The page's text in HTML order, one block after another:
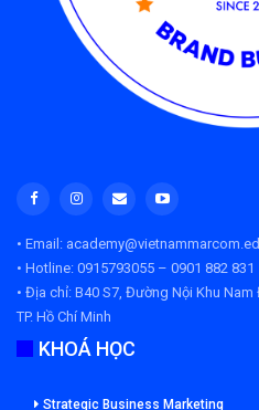
• Email:
• Hotline: 0915793055 – 0901 882 831
• Địa chỉ: B40 S7, Đường Nội Khu Nam
TP. Hồ Chí Minh
KHOÁ HỌC
Strategic Business Marketing